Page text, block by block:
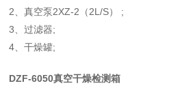
2、真空泵2XZ-2（2L/S） ;
3、过滤器;
4、干燥罐;
DZF-6050真空干燥检测箱